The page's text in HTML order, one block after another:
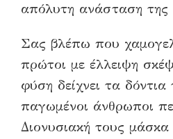
απόλυτη ανάσταση της
Σας βλέπω που
πρώτοι με έλλειψη
φύση δείχνει τα δόντια
παγωμένοι άνθρωποι
Διονυσιακή τους μάσκα